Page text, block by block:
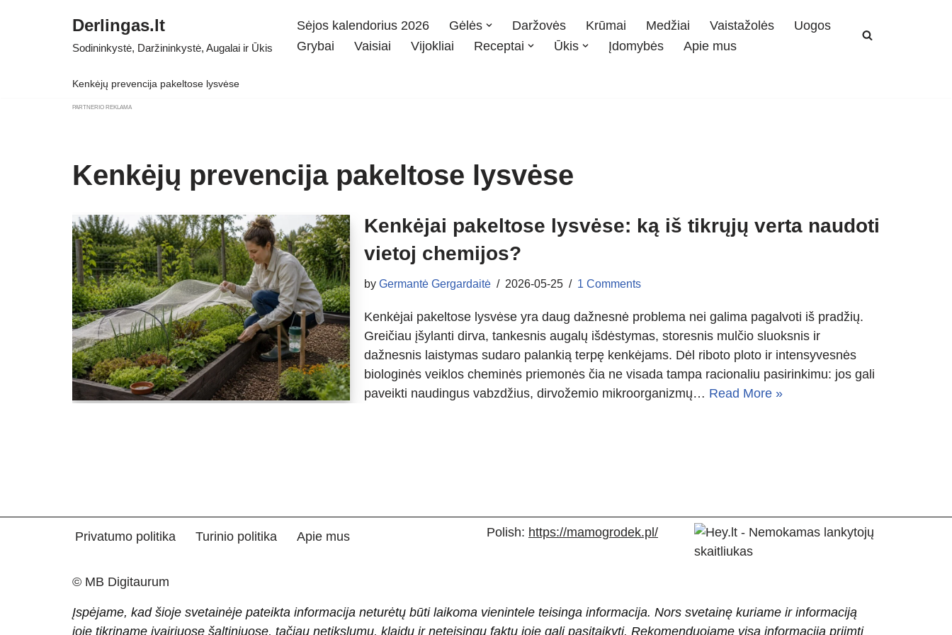
Derlingas.lt
Sodininkystė, Daržininkystė, Augalai ir Ūkis
Sėjos kalendorius 2026 Gėlės Daržovės Krūmai Medžiai Vaistažolės
Uogos
Grybai
Vaisiai Vijokliai Receptai Ūkis Įdomybės Apie mus
Kenkėjų prevencija pakeltose lysvėse
PARTNERIO REKLAMA
Kenkėjų prevencija pakeltose lysvėse
Kenkėjai pakeltose lysvėse: ką iš tikrųjų verta naudoti
vietoj chemijos?
by Germantė Gergardaitė 2026-05-25 1 Comments
Kenkėjai pakeltose lysvėse yra daug dažnesnė problema nei galima pagalvoti iš pradžių.
Greičiau įšylanti dirva, tankesnis augalų išdėstymas, storesnis mulčio sluoksnis ir
dažnesnis laistymas sudaro palankią terpę kenkėjams. Dėl riboto ploto ir intensyvesnės
biologinės veiklos cheminės priemonės čia ne visada tampa racionaliu pasirinkimu: jos gali
paveikti naudingus vabzdžius, dirvožemio mikroorganizmų… Read More »
Privatumo politika Turinio politika Apie mus Polish: https://mamogrodek.pl/
© MB Digitaurum
Įspėjame, kad šioje svetainėje pateikta informacija neturėtų būti laikoma vienintele teisinga informacija. Nors svetainę kuriame ir informaciją
joje tikriname įvairiuose šaltiniuose, tačiau netikslumų, klaidų ir neteisingų faktų joje gali pasitaikyti. Rekomenduojame visą informaciją priimti